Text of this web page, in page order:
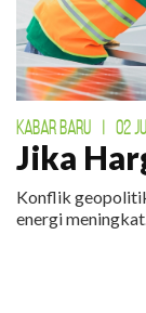
KABAR BARU 02
Jika
Konflik
energi